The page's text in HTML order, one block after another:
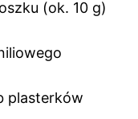
(ok. 10 g)
plasterków